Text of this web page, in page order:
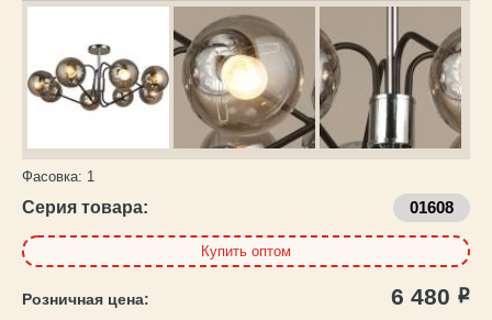
Фасовка: 1
Серия товара: 01608
Купить оптом
6 480 Р